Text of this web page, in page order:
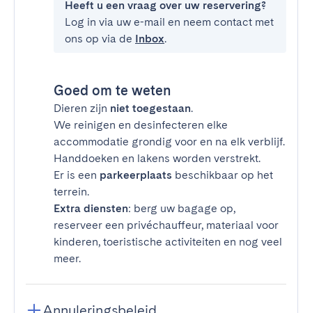
Heeft u een vraag over uw reservering?
Log in via uw e-mail en neem contact met
ons op via de Inbox.
Goed om te weten
Dieren zijn niet toegestaan.
We reinigen en desinfecteren elke
accommodatie grondig voor en na elk verblijf.
Handdoeken en lakens worden verstrekt.
Er is een parkeerplaats beschikbaar op het
terrein.
Extra diensten: berg uw bagage op,
reserveer een privéchauffeur, materiaal voor
kinderen, toeristische activiteiten en nog veel
meer.